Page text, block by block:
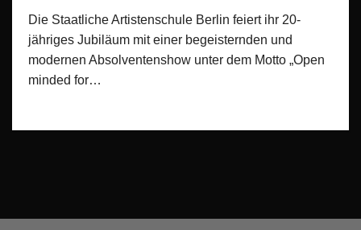
Die Staatliche Artistenschule Berlin feiert ihr 20-
jähriges Jubiläum mit einer begeisternden und
modernen Absolventenshow unter dem Motto „Open
minded for…